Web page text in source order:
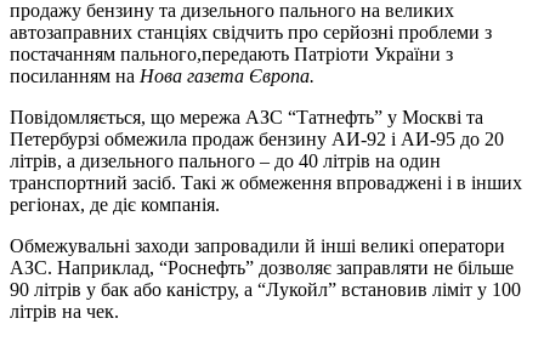
продажу бензину та дизельного пального на великих
автозаправних станціях свідчить про серйозні проблеми з
постачанням пального,передають Патріоти України з
посиланням на Нова газета Європа.
Повідомляється, що мережа АЗС “Татнефть” у Москві та
Петербурзі обмежила продаж бензину АИ-92 і АИ-95 до 20
літрів, а дизельного пального – до 40 літрів на один
транспортний засіб. Такі ж обмеження впроваджені і в інших
регіонах, де діє компанія.
Обмежувальні заходи запровадили й інші великі оператори
АЗС. Наприклад, “Роснефть” дозволяє заправляти не більше
90 літрів у бак або каністру, а “Лукойл” встановив ліміт у 100
літрів на чек.